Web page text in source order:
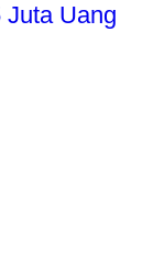
Juta Uang